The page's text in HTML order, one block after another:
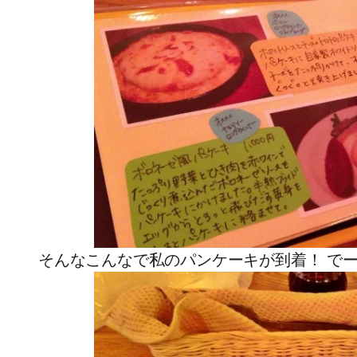
そんなこんなで私のパンケーキが到着！ で